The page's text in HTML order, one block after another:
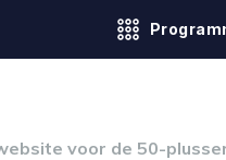
voor de 50-